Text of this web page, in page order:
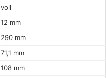
voll
12 mm
290 mm
71,1 mm
108 mm